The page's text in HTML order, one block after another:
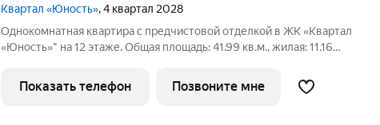
Квартал «Юность», 4 квартал 2028
Однокомнатная квартира с предчистовой отделкой в ЖК «Квартал
«Юность»" на 12 этаже. Общая площадь: 41.99 кв.м., жилая: 11.16
выходят на одну сторону. В квартире одна лоджия, один
Показать телефон Позвоните мне